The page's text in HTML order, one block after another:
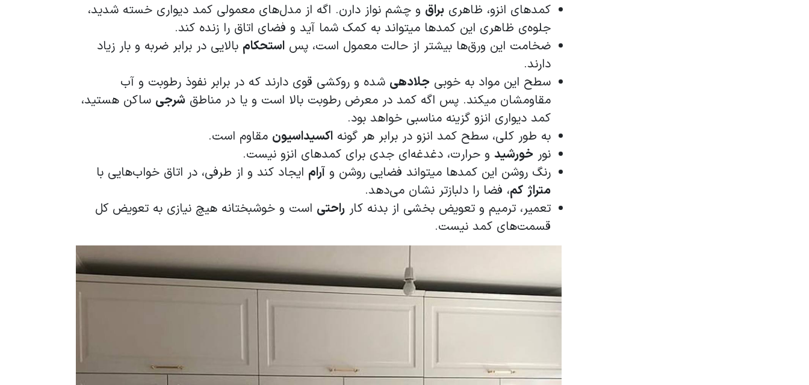
کمدهای انزو، ظاهری براق و چشم نواز دارن. اگه از مدل‌­های معمولی کمد دیواری خسته شدید،
جلوه­‌ی ظاهری این کمدها می­تواند به کمک شما آید و فضای اتاق را زنده کند.
ضخامت این ورق­‌ها بیشتر از حالت معمول است، پس استحکام بالایی در برابر ضربه و بار زیاد
دارند.
سطح این مواد به خوبی جلادهی شده و روکشی قوی دارند که در برابر نفوذ رطوبت و آب
مقاومشان می­کند. پس اگه کمد در معرض رطوبت بالا است و یا در مناطق شرجی ساکن هستید،
کمد دیواری انزو گزینه مناسبی خواهد بود.
به طور کلی، سطح کمد انزو در برابر هر گونه اکسیداسیون مقاوم است.
نور خورشید و حرارت، دغدغه‌­ای جدی برای کمدهای انزو نیست.
رنگ روشن این کمدها می­تواند فضایی روشن و آرام ایجاد کند و از طرفی، در اتاق خواب­‌هایی با
متراژ کم، فضا را دلبازتر نشان می­‌دهد.
تعمیر، ترمیم و تعویض بخشی از بدنه کار راحتی است و خوشبختانه هیچ نیازی به تعویض کل
قسمت­‌های کمد نیست.